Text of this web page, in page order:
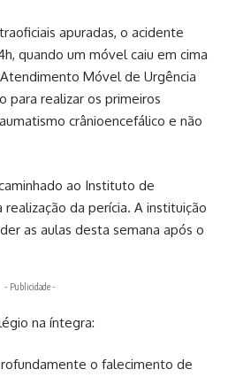
apuradas, o acidente
quando um móvel caiu em cima
Móvel de Urgência
para realizar os primeiros
crânioencefálico e não
ao Instituto de
realização da perícia. A instituição
as aulas desta semana após o
- Publicidade -
na íntegra:
o falecimento de